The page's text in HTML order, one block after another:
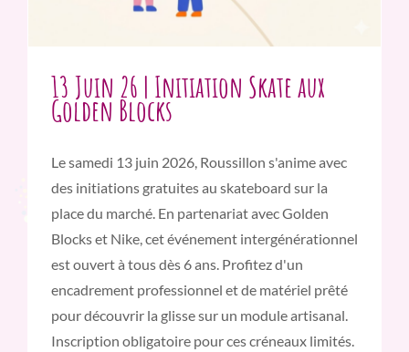
13 Juin 26 | Initiation Skate aux
Golden Blocks
Le samedi 13 juin 2026, Roussillon s'anime avec
des initiations gratuites au skateboard sur la
place du marché. En partenariat avec Golden
Blocks et Nike, cet événement intergénérationnel
est ouvert à tous dès 6 ans. Profitez d'un
encadrement professionnel et de matériel prêté
pour découvrir la glisse sur un module artisanal.
Inscription obligatoire pour ces créneaux limités.